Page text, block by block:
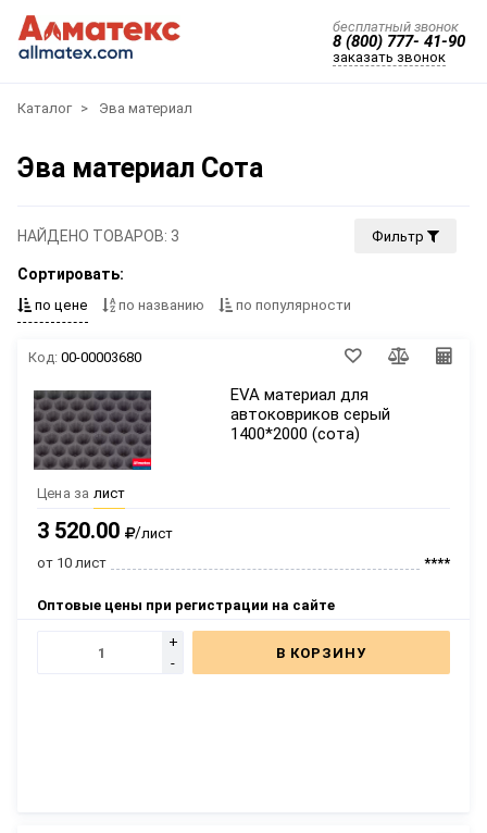
бесплатный звонок
8 (800) 777- 41-90
заказать звонок
Каталог Эва материал
Эва материал Сота
Фильтр
НАЙДЕНО ТОВАРОВ: 3
Сортировать:
по цене по названию по популярности
Код: 00-00003680
EVA материал для
автоковриков серый
1400*2000 (сота)
Цена за лист
3 520.00 /лист
от 10 лист
****
Оптовые цены при регистрации на сайте
+
-
В КОРЗИНУ